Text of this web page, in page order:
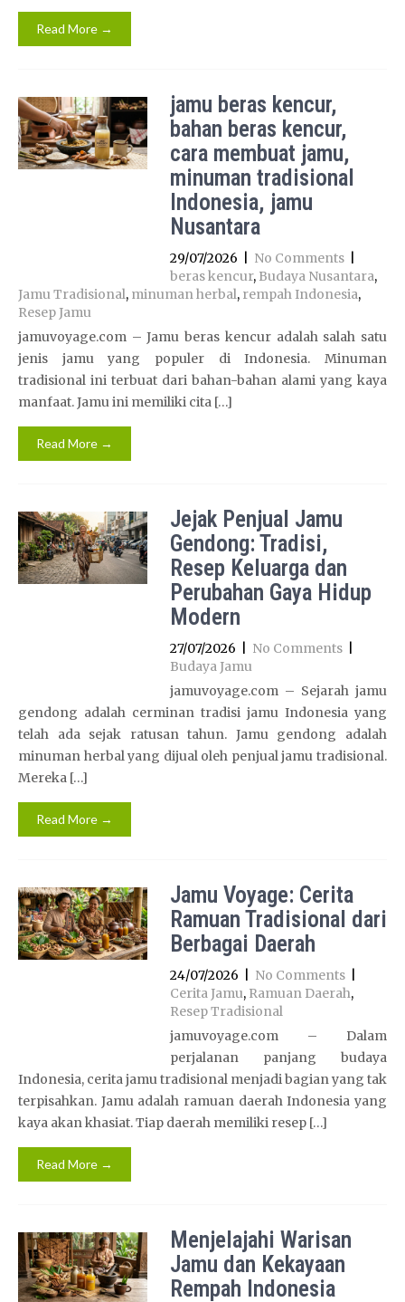
Read More →
jamu beras kencur,
bahan beras kencur,
cara membuat jamu,
minuman tradisional
Indonesia, jamu
Nusantara
29/07/2026 No Comments
beras kencur, Budaya Nusantara,
Jamu Tradisional, minuman herbal, rempah Indonesia,
Resep Jamu
jamuvoyage.com – Jamu beras kencur adalah salah satu
jenis jamu yang populer di Indonesia. Minuman
tradisional ini terbuat dari bahan-bahan alami yang kaya
manfaat. Jamu ini memiliki cita […]
Read More →
Jejak Penjual Jamu
Gendong: Tradisi,
Resep Keluarga dan
Perubahan Gaya Hidup
Modern
27/07/2026 No Comments
Budaya Jamu
jamuvoyage.com – Sejarah jamu
gendong adalah cerminan tradisi jamu Indonesia yang
telah ada sejak ratusan tahun. Jamu gendong adalah
minuman herbal yang dijual oleh penjual jamu tradisional.
Mereka […]
Read More →
Jamu Voyage: Cerita
Ramuan Tradisional dari
Berbagai Daerah
24/07/2026 No Comments
Cerita Jamu, Ramuan Daerah,
Resep Tradisional
jamuvoyage.com – Dalam
perjalanan panjang budaya
Indonesia, cerita jamu tradisional menjadi bagian yang tak
terpisahkan. Jamu adalah ramuan daerah Indonesia yang
kaya akan khasiat. Tiap daerah memiliki resep […]
Read More →
Menjelajahi Warisan
Jamu dan Kekayaan
Rempah Indonesia